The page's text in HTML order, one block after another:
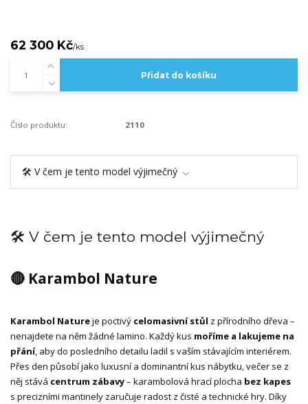
62 300 Kč/ks
Přidat do košíku
Číslo produktu: 2110
🛠️ V čem je tento model výjimečný
🛠️ V čem je tento model výjimečný
🔴 Karambol Nature
Karambol Natureje poctivý celomasivní stůl z přírodního dřeva –
nenajdete na něm žádné lamino. Každý kus moříme a lakujeme na
přání, aby do posledního detailu ladil s vaším stávajícím interiérem.
Přes den působí jako luxusní a dominantní kus nábytku, večer se z
něj stává centrum zábavy– karambolová hrací plocha bez kapes
s precizními mantinely zaručuje radost z čisté a technické hry. Díky